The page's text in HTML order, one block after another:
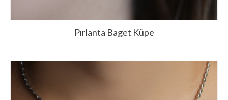
Pırlanta Baget Küpe